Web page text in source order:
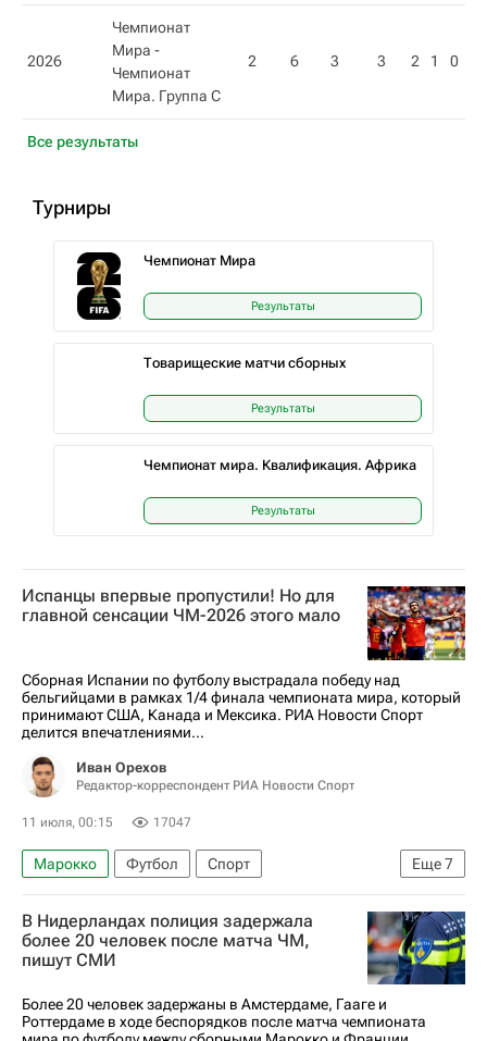
2026
Чемпионат
Мира -
Чемпионат
Мира. Группа С
2 6 3 3 2 1 0
Все результаты
Турниры
Чемпионат Мира
Результаты
Товарищеские матчи сборных
Результаты
Чемпионат мира. Квалификация. Африка
Результаты
Испанцы впервые пропустили! Но для
главной сенсации ЧМ-2026 этого мало
Сборная Испании по футболу выстрадала победу над
бельгийцами в рамках 1/4 финала чемпионата мира, который
принимают США, Канада и Мексика. РИА Новости Спорт
делится впечатлениями...
Иван Орехов
Редактор-корреспондент РИА Новости Спорт
11 июля, 00:15 17047
Еще7
Марокко Футбол
Спорт
Материалы РИА Спорт
Спорт — видео
Авторы РИА Новости Спорт
ЧМ по футболу 2026
Бельгия
В Нидерландах полиция задержала
более 20 человек после матча ЧМ,
пишут СМИ
Более 20 человек задержаны в Амстердаме, Гааге и
Роттердаме в ходе беспорядков после матча чемпионата